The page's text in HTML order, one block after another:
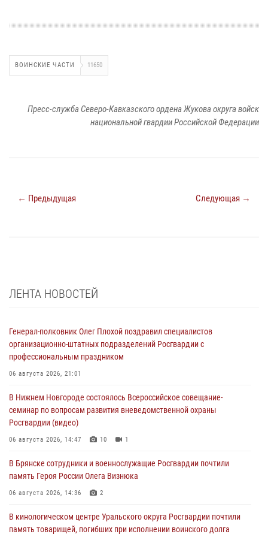
ВОИНСКИЕ ЧАСТИ 11650
Пресс-служба Северо-Кавказского ордена Жукова округа войск
национальной гвардии Российской Федерации
← Предыдущая Следующая →
ЛЕНТА НОВОСТЕЙ
Генерал-полковник Олег Плохой поздравил специалистов
организационно-штатных подразделений Росгвардии с
профессиональным праздником
06 августа 2026, 21:01
В Нижнем Новгороде состоялось Всероссийское совещание-
семинар по вопросам развития вневедомственной охраны
Росгвардии (видео)
06 августа 2026, 14:47 10 1
В Брянске сотрудники и военнослужащие Росгвардии почтили
память Героя России Олега Визнюка
06 августа 2026, 14:36 2
В кинологическом центре Уральского округа Росгвардии почтили
память товарищей, погибших при исполнении воинского долга